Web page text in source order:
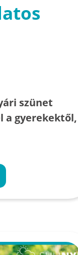
szünet
a gyerekektől,